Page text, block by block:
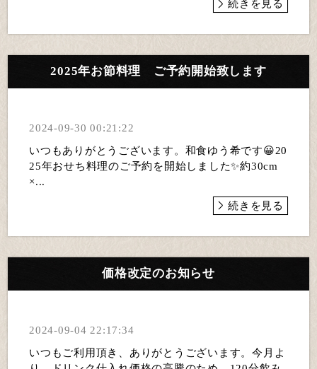
続きを見る
2025年お節料理 ご予約開始致します
2024-09-30 00:21:22
いつもありがとうございます。和食ゆう希です😀20
25年おせち料理のご予約を開始しました✨約30cm
×...
続きを見る
価格改定のお知らせ
2024-09-04 22:17:34
いつもご利用頂き、ありがとうございます。今月よ